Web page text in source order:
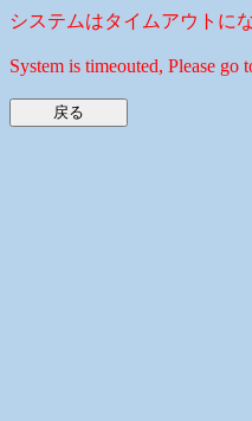
システムはタイムアウトに
System is timeouted, Please go